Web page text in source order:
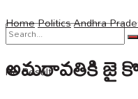
No Result
HomePoliticsAndhra
అమరావతికి జై